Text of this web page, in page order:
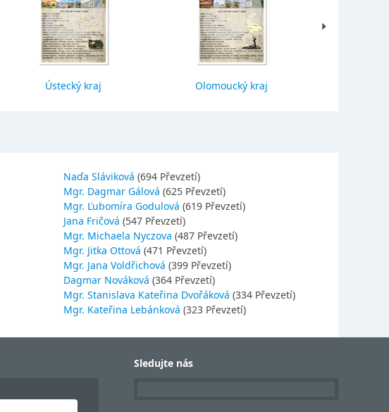
Ústecký kraj Olomoucký kraj
Naďa Sláviková (694 Převzetí)
Mgr. Dagmar Gálová (625 Převzetí)
Mgr. Ľubomíra Godulová (619 Převzetí)
Jana Fričová (547 Převzetí)
Mgr. Michaela Nyczova (487 Převzetí)
Mgr. Jitka Ottová (471 Převzetí)
Mgr. Jana Voldřichová (399 Převzetí)
Dagmar Nováková (364 Převzetí)
Mgr. Stanislava Kateřina Dvořáková (334 Převzetí)
Mgr. Kateřina Lebánková (323 Převzetí)
Sledujte nás